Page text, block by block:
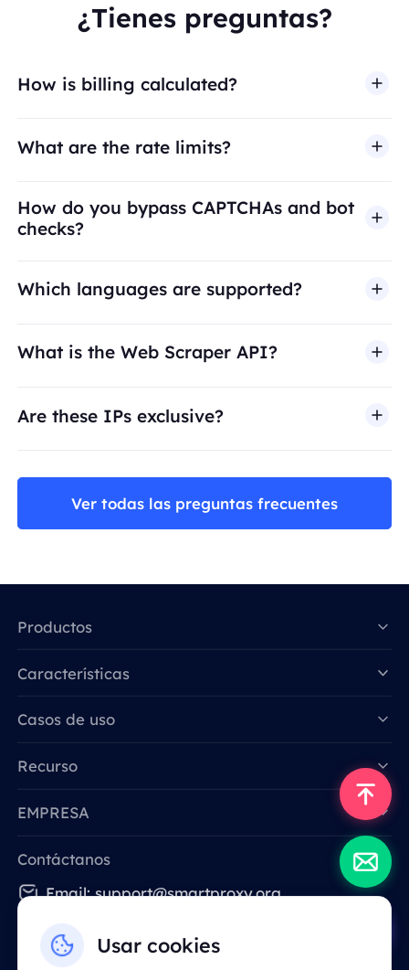
¿Tienes preguntas?
How is billing calculated?
What are the rate limits?
How do you bypass CAPTCHAs and bot
checks?
Which languages are supported?
What is the Web Scraper API?
Are these IPs exclusive?
Ver todas las preguntas frecuentes
Usar cookies
Productos
Características
Casos de uso
Recurso
EMPRESA
Contáctanos
Email: support@smartproxy.org